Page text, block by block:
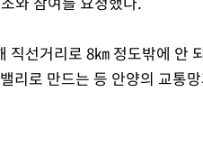
직선거리로 8㎞ 정도밖에 안
리로 만드는 등 안양의 교통